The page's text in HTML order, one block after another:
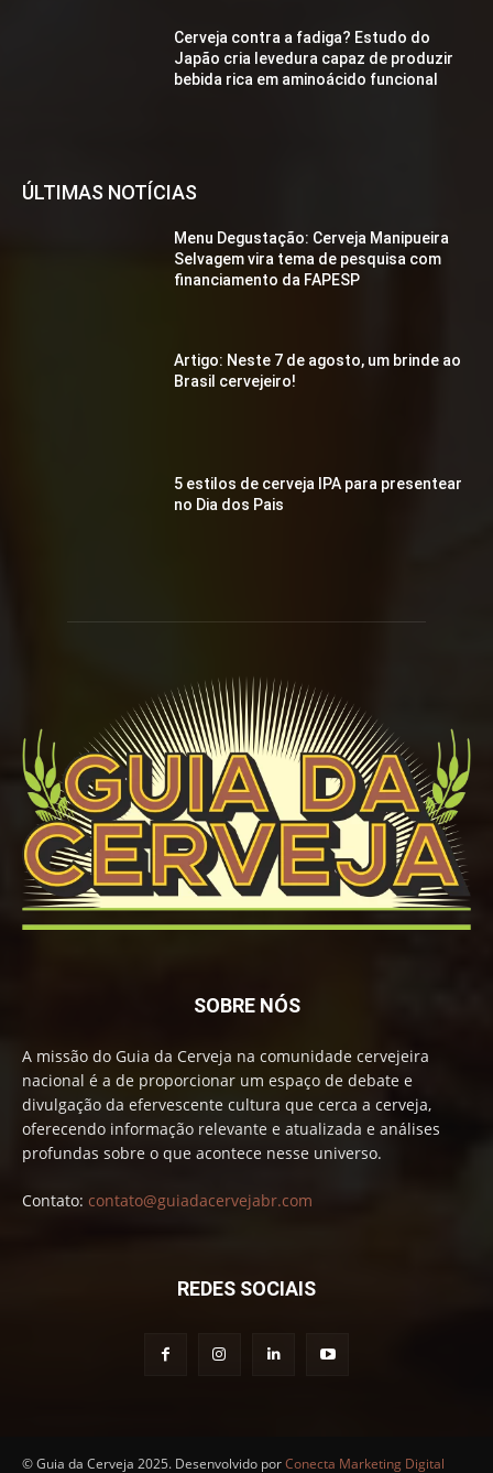
Cerveja contra a fadiga? Estudo do
Japão cria levedura capaz de produzir
bebida rica em aminoácido funcional
ÚLTIMAS NOTÍCIAS
Menu Degustação: Cerveja Manipueira
Selvagem vira tema de pesquisa com
financiamento da FAPESP
Artigo: Neste 7 de agosto, um brinde ao
Brasil cervejeiro!
5 estilos de cerveja IPA para presentear
no Dia dos Pais
SOBRE NÓS
A missão do Guia da Cerveja na comunidade cervejeira
nacional é a de proporcionar um espaço de debate e
divulgação da efervescente cultura que cerca a cerveja,
oferecendo informação relevante e atualizada e análises
profundas sobre o que acontece nesse universo.
Contato: contato@guiadacervejabr.com
REDES SOCIAIS
© Guia da Cerveja 2025. Desenvolvido porConecta Marketing Digital